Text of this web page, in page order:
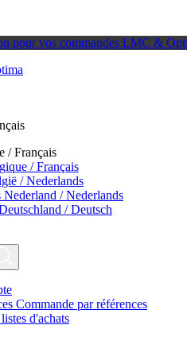
pour vos commandes LMC &
/ Français
/ Français
/ Nederlands
Nederland / Nederlands
/ Deutsch
Commande par références
d'achats